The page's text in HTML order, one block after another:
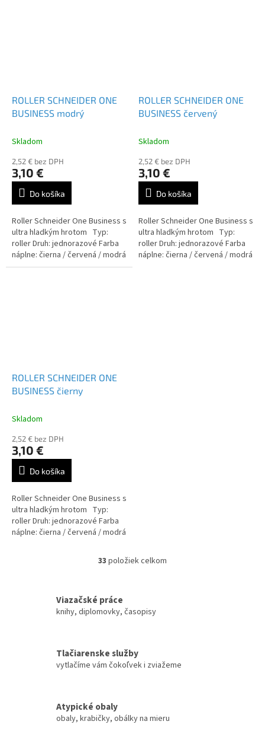
ROLLER SCHNEIDER ONE
BUSINESS modrý
Skladom
2,52 € bez DPH
3,10 €
Do košíka
Roller Schneider One Business s
ultra hladkým hrotom Typ:
roller Druh: jednorazové Farba
náplne: čierna / červená / modrá
/ zelená / lilac
ROLLER SCHNEIDER ONE
BUSINESS červený
Skladom
2,52 € bez DPH
3,10 €
Do košíka
Roller Schneider One Business s
ultra hladkým hrotom Typ:
roller Druh: jednorazové Farba
náplne: čierna / červená / modrá
ROLLER SCHNEIDER ONE
BUSINESS čierny
Skladom
2,52 € bez DPH
3,10 €
Do košíka
Roller Schneider One Business s
ultra hladkým hrotom Typ:
roller Druh: jednorazové Farba
náplne: čierna / červená / modrá
O
d
e
p
v
33 položiek celkom
Viazačské práce
knihy, diplomovky, časopisy
Tlačiarenske služby
vytlačíme vám čokoľvek i zviažeme
Atypické obaly
obaly, krabičky, obálky na mieru